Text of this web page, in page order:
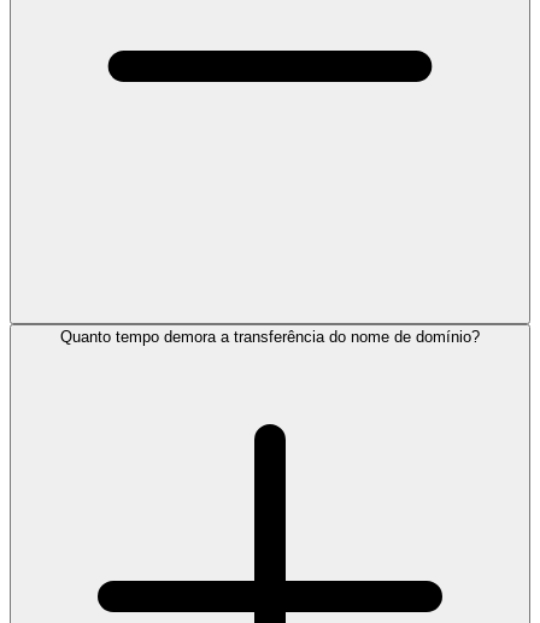
Quanto tempo demora a transferência do nome de domínio?